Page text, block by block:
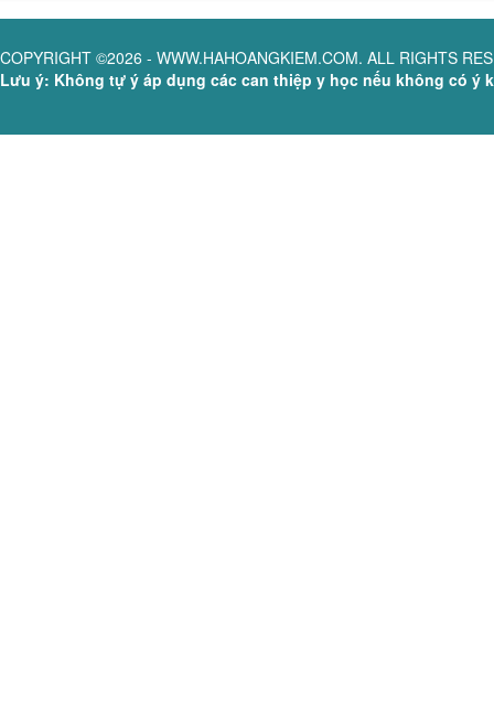
COPYRIGHT ©2026 - WWW.HAHOANGKIEM.COM. ALL RIGHTS
Lưu ý: Không tự ý áp dụng các can thiệp y học nếu không có ý